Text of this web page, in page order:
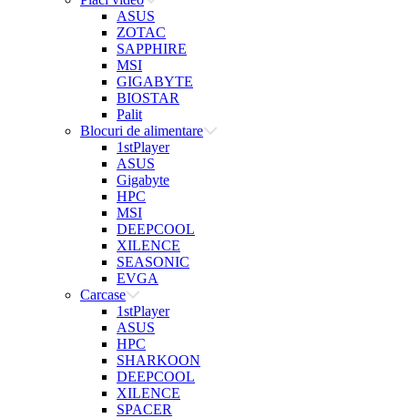
ASUS
ZOTAC
SAPPHIRE
MSI
GIGABYTE
BIOSTAR
Palit
Blocuri de alimentare
1stPlayer
ASUS
Gigabyte
HPC
MSI
DEEPCOOL
XILENCE
SEASONIC
EVGA
Carcase
1stPlayer
ASUS
HPC
SHARKOON
DEEPCOOL
XILENCE
SPACER